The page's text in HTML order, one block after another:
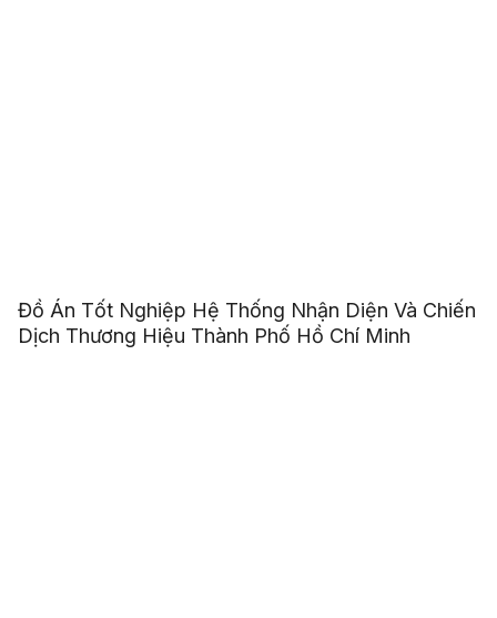
Đồ Án Tốt Nghiệp Hệ Thống Nhận Diện Và Chiến
Dịch Thương Hiệu Thành Phố Hồ Chí Minh